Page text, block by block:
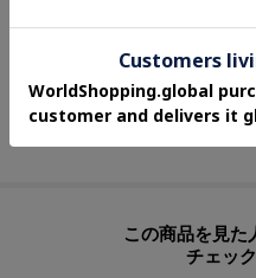
tk.TAKEO KIKUCHI
AIRY DRYセミワイドストレートパンツ/吸水速乾/UVカット/マシーンウォッシャブル/洗濯可/イージーケア/ワイドストレートパンツ
4,158
40%OFF
THE
¥ 5,500
さら
この商品を見た
チェッ